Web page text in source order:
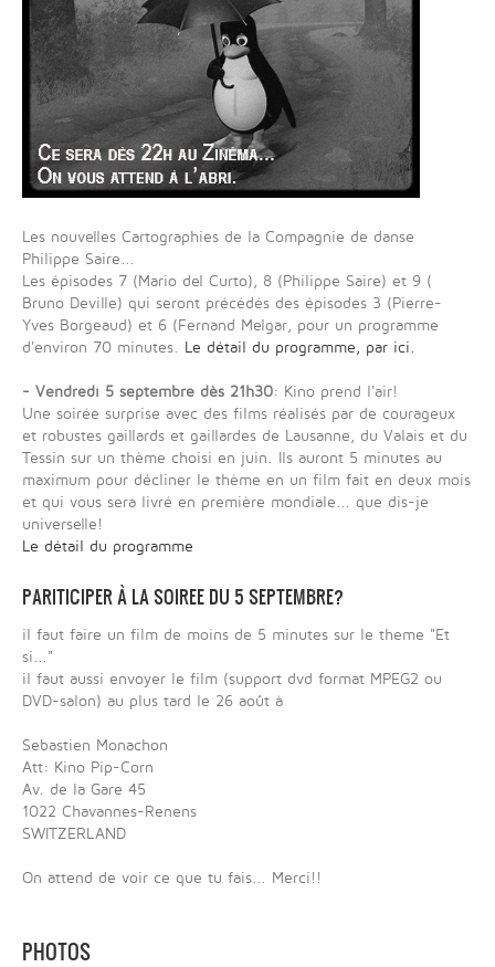
Les nouvelles Cartographies de la Compagnie de danse
Philippe Saire...
Les épisodes 7 (Mario del Curto), 8 (Philippe Saire) et 9 (
Bruno Deville) qui seront précédés des épisodes 3 (Pierre-
Yves Borgeaud) et 6 (Fernand Melgar, pour un programme
d'environ 70 minutes. Le détail du programme, par ici.
- Vendredi 5 septembre dès 21h30: Kino prend l'air!
Une soirée surprise avec des films réalisés par de courageux
et robustes gaillards et gaillardes de Lausanne, du Valais et du
Tessin sur un thème choisi en juin. Ils auront 5 minutes au
maximum pour décliner le thème en un film fait en deux mois
et qui vous sera livré en première mondiale... que dis-je
universelle!
Le détail du programme
PARITICIPER À LA SOIREE DU 5 SEPTEMBRE?
il faut faire un film de moins de 5 minutes sur le theme "Et
si..."
il faut aussi envoyer le film (support dvd format MPEG2 ou
DVD-salon) au plus tard le 26 août à
Sebastien Monachon
Att: Kino Pip-Corn
Av. de la Gare 45
1022 Chavannes-Renens
SWITZERLAND
On attend de voir ce que tu fais... Merci!!
PHOTOS